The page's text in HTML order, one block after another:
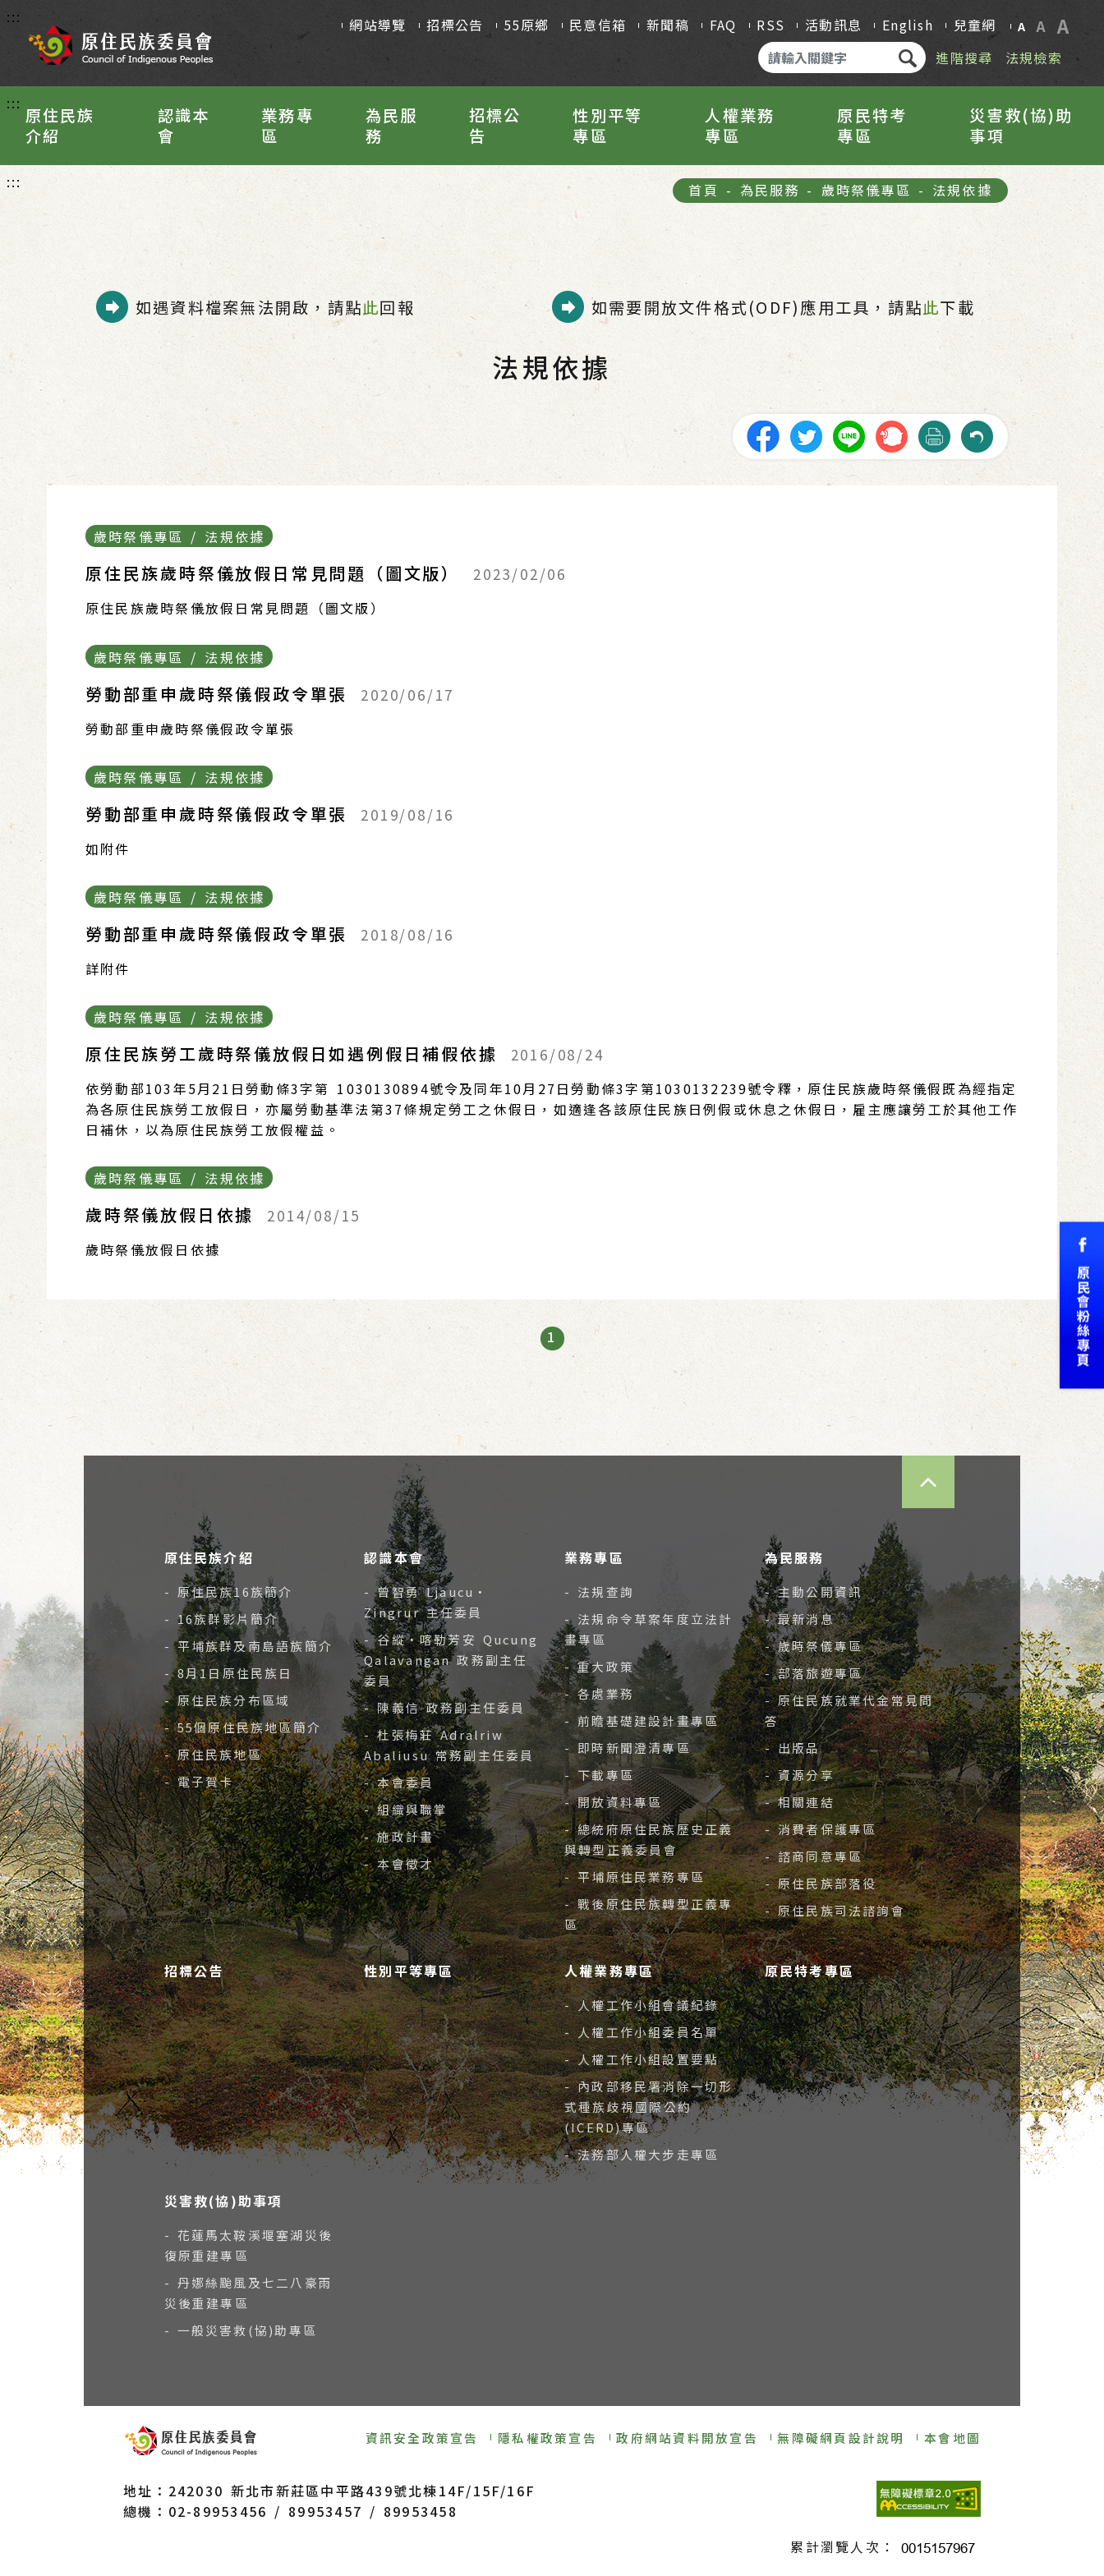
::: 網站導覽 招標公告 55原鄉 民意信箱 新聞稿 FAQ RSS 活動訊息 English 兒童網 A A A
進階搜尋 法規檢索
:::
原住民族
介紹
認識本
會
業務專
區
為民服
務
招標公
告
性別平等
專區
人權業務
專區
原民特考
專區
災害救(協)助
事項
::: 首頁 - 為民服務 - 歲時祭儀專區 - 法規依據
如遇資料檔案無法開啟，請點此回報 如需要開放文件格式(ODF)應用工具，請點此下載
法規依據
歲時祭儀專區 / 法規依據
原住民族歲時祭儀放假日常見問題（圖文版） 2023/02/06
原住民族歲時祭儀放假日常見問題（圖文版）
歲時祭儀專區 / 法規依據
勞動部重申歲時祭儀假政令單張 2020/06/17
勞動部重申歲時祭儀假政令單張
歲時祭儀專區 / 法規依據
勞動部重申歲時祭儀假政令單張 2019/08/16
如附件
歲時祭儀專區 / 法規依據
勞動部重申歲時祭儀假政令單張 2018/08/16
詳附件
歲時祭儀專區 / 法規依據
原住民族勞工歲時祭儀放假日如遇例假日補假依據 2016/08/24
依勞動部103年5月21日勞動條3字第 1030130894號令及同年10月27日勞動條3字第1030132239號令釋，原住民族歲時祭儀假既為經指定
為各原住民族勞工放假日，亦屬勞動基準法第37條規定勞工之休假日，如適逢各該原住民族日例假或休息之休假日，雇主應讓勞工於其他工作
日補休，以為原住民族勞工放假權益。
歲時祭儀專區 / 法規依據
歲時祭儀放假日依據 2014/08/15
歲時祭儀放假日依據
1
原住民族介紹
- 原住民族16族簡介
- 16族群影片簡介
- 平埔族群及南島語族簡介
- 8月1日原住民族日
- 原住民族分布區域
- 55個原住民族地區簡介
- 原住民族地區
- 電子賀卡
認識本會
- 曾智勇 Ljaucu‧
Zingrur 主任委員
- 谷縱‧喀勒芳安 Qucung
Qalavangan 政務副主任
委員
- 陳義信 政務副主任委員
- 杜張梅莊 Adralriw
Abaliusu 常務副主任委員
- 本會委員
- 組織與職掌
- 施政計畫
- 本會徵才
業務專區
- 法規查詢
- 法規命令草案年度立法計
畫專區
- 重大政策
- 各處業務
- 前瞻基礎建設計畫專區
- 即時新聞澄清專區
- 下載專區
- 開放資料專區
- 總統府原住民族歷史正義
與轉型正義委員會
- 平埔原住民業務專區
- 戰後原住民族轉型正義專
區
為民服務
- 主動公開資訊
- 最新消息
- 歲時祭儀專區
- 部落旅遊專區
- 原住民族就業代金常見問
答
- 出版品
- 資源分享
- 相關連結
- 消費者保護專區
- 諮商同意專區
- 原住民族部落役
- 原住民族司法諮詢會
招標公告 性別平等專區 人權業務專區
- 人權工作小組會議紀錄
- 人權工作小組委員名單
- 人權工作小組設置要點
- 內政部移民署消除一切形
式種族歧視國際公約
(ICERD)專區
- 法務部人權大步走專區
原民特考專區
災害救(協)助事項
- 花蓮馬太鞍溪堰塞湖災後
復原重建專區
- 丹娜絲颱風及七二八豪雨
災後重建專區
- 一般災害救(協)助專區
資訊安全政策宣告 隱私權政策宣告 政府網站資料開放宣告 無障礙網頁設計說明 本會地圖
地址：242030 新北市新莊區中平路439號北棟14F/15F/16F
總機：02-89953456 / 89953457 / 89953458
累計瀏覽人次：